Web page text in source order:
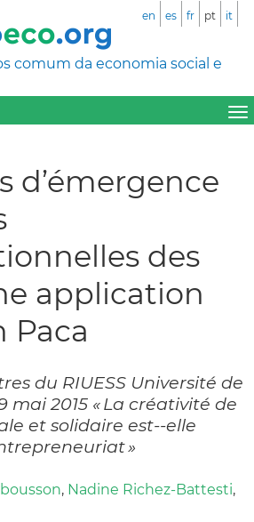
comum da economia social e
en es fr pt it
d’émergence
des
application
Paca
du RIUESS Université de
mai 2015 « La créativité de
et solidaire est-­‐elle
»
, Nadine Richez-Battesti,